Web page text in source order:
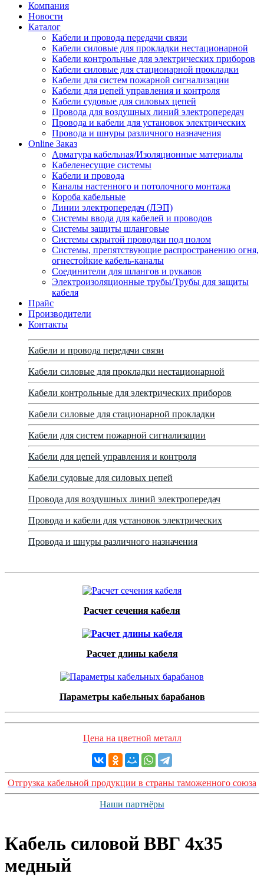
Компания
Новости
Каталог
Кабели и провода передачи связи
Кабели силовые для прокладки нестационарной
Кабели контрольные для электрических приборов
Кабели силовые для стационарной прокладки
Кабели для систем пожарной сигнализации
Кабели для цепей управления и контроля
Кабели судовые для силовых цепей
Провода для воздушных линий электропередач
Провода и кабели для установок электрических
Провода и шнуры различного назначения
Online Заказ
Арматура кабельная/Изоляционные материалы
Кабеленесущие системы
Кабели и провода
Каналы настенного и потолочного монтажа
Короба кабельные
Линии электропередач (ЛЭП)
Системы ввода для кабелей и проводов
Системы защиты шланговые
Системы скрытой проводки под полом
Системы, препятствующие распространению огня,
огнестойкие кабель-каналы
Соединители для шлангов и рукавов
Электроизоляционные трубы/Трубы для защиты
кабеля
Прайс
Производители
Контакты
Кабели и провода передачи связи
Кабели силовые для прокладки нестационарной
Кабели контрольные для электрических приборов
Кабели силовые для стационарной прокладки
Кабели для систем пожарной сигнализации
Кабели для цепей управления и контроля
Кабели судовые для силовых цепей
Провода для воздушных линий электропередач
Провода и кабели для установок электрических
Провода и шнуры различного назначения
Расчет сечения кабеля
Расчет длины кабеля
Параметры кабельных барабанов
Цена на цветной металл
Отгрузка кабельной продукции в страны таможенного союза
Наши партнёры
Кабель силовой ВВГ 4х35
медный